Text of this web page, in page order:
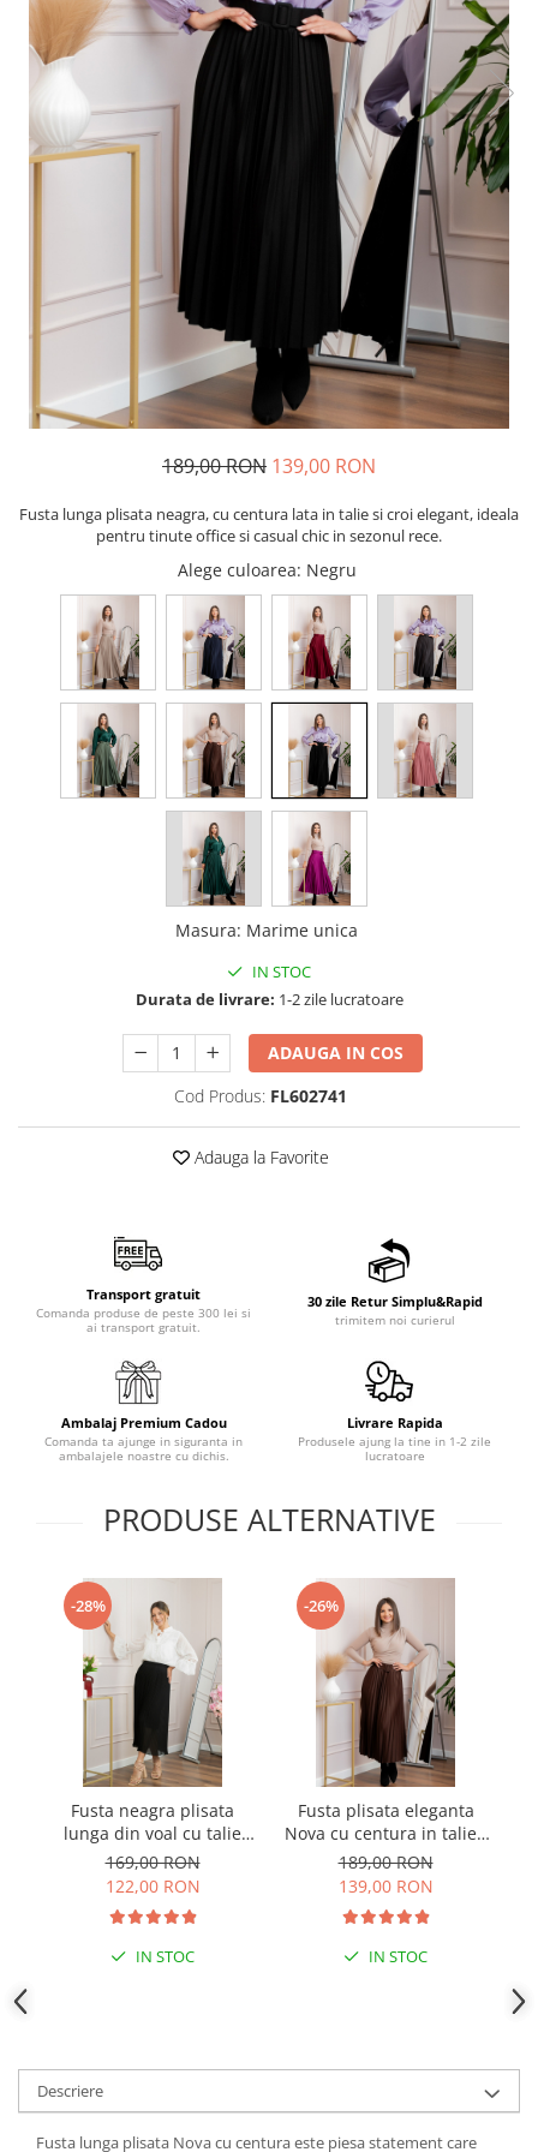
189,00 RON 139,00 RON
Fusta lunga plisata neagra, cu centura lata in talie si croi elegant, ideala
pentru tinute office si casual chic in sezonul rece.
Alege culoarea: Negru
Masura: Marime unica
IN STOC
Durata de livrare: 1-2 zile lucratoare
ADAUGA IN COS
Cod Produs: FL602741
Adauga la Favorite
Transport gratuit
Comanda produse de peste 300 lei si
ai transport gratuit.
30 zile Retur Simplu&Rapid
trimitem noi curierul
Ambalaj Premium Cadou
Comanda ta ajunge in siguranta in
ambalajele noastre cu dichis.
Livrare Rapida
Produsele ajung la tine in 1-2 zile
lucratoare
PRODUSE ALTERNATIVE
-28%
Fusta neagra plisata
lunga din voal cu talie
elastica
169,00 RON
122,00 RON
IN STOC
-26%
Fusta plisata eleganta
Nova cu centura in talie -
Maro
189,00 RON
139,00 RON
IN STOC
Descriere
Fusta lunga plisata Nova cu centura este piesa statement care